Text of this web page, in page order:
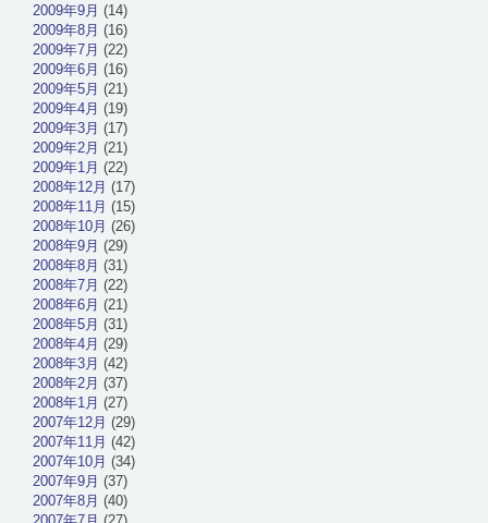
2009年9月 (14)
2009年8月 (16)
2009年7月 (22)
2009年6月 (16)
2009年5月 (21)
2009年4月 (19)
2009年3月 (17)
2009年2月 (21)
2009年1月 (22)
2008年12月 (17)
2008年11月 (15)
2008年10月 (26)
2008年9月 (29)
2008年8月 (31)
2008年7月 (22)
2008年6月 (21)
2008年5月 (31)
2008年4月 (29)
2008年3月 (42)
2008年2月 (37)
2008年1月 (27)
2007年12月 (29)
2007年11月 (42)
2007年10月 (34)
2007年9月 (37)
2007年8月 (40)